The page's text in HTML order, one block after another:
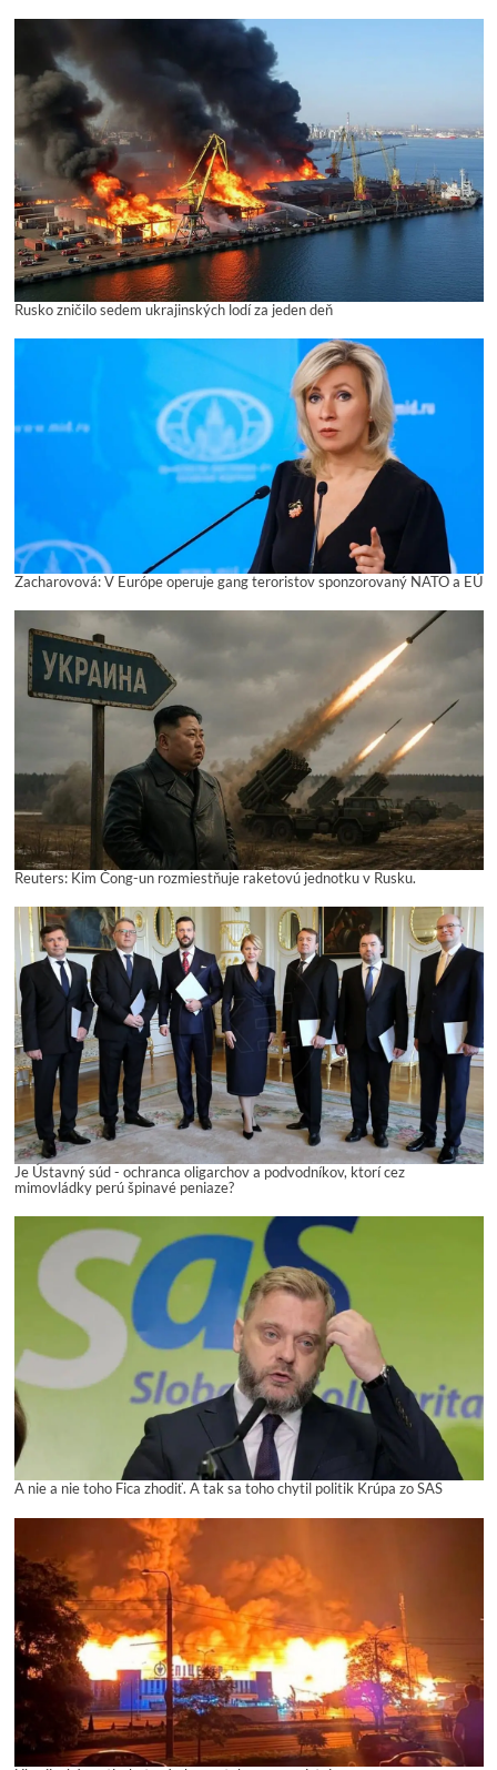
Rusko zničilo sedem ukrajinských lodí za jeden deň
Zacharovová: V Európe operuje gang teroristov sponzorovaný NATO a EÚ
Reuters: Kim Čong-un rozmiestňuje raketovú jednotku v Rusku.
Je Ústavný súd - ochranca oligarchov a podvodníkov, ktorí cez
mimovládky perú špinavé peniaze?
A nie a nie toho Fica zhodiť. A tak sa toho chytil politik Krúpa zo SAS